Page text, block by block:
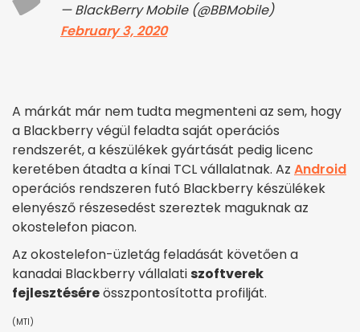
— BlackBerry Mobile (@BBMobile)
February 3, 2020
A márkát már nem tudta megmenteni az sem, hogy
a Blackberry végül feladta saját operációs
rendszerét, a készülékek gyártását pedig licenc
keretében átadta a kínai TCL vállalatnak. Az Android
operációs rendszeren futó Blackberry készülékek
elenyésző részesedést szereztek maguknak az
okostelefon piacon.
Az okostelefon-üzletág feladását követően a
kanadai Blackberry vállalati szoftverek
fejlesztéséreösszpontosította profilját.
(MTI)